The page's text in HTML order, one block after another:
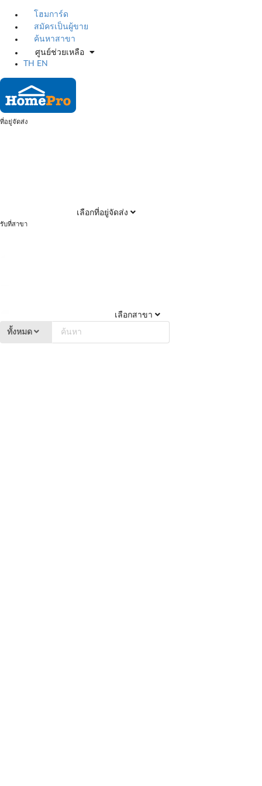
โฮมการ์ด
สมัครเป็นผู้ขาย
ค้นหาสาขา
ศูนย์ช่วยเหลือ
TH
EN
ที่อยู่จัดส่ง
เลือกที่อยู่จัดส่ง
รับที่สาขา
เลือกสาขา
ทั้งหมด